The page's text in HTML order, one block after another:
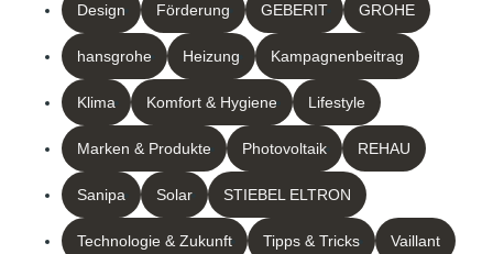
Design Förderung GEBERIT GROHE
hansgrohe Heizung Kampagnenbeitrag
Klima Komfort & Hygiene Lifestyle
Marken & Produkte Photovoltaik REHAU
Sanipa Solar STIEBEL ELTRON
Technologie & Zukunft Tipps & Tricks Vaillant